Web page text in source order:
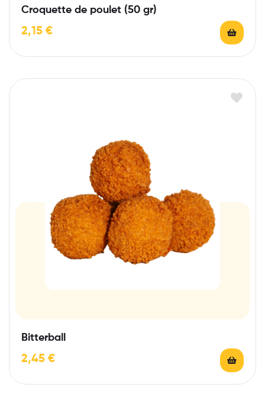
Croquette de poulet (50 gr)
2,15 €
Bitterball
2,45 €